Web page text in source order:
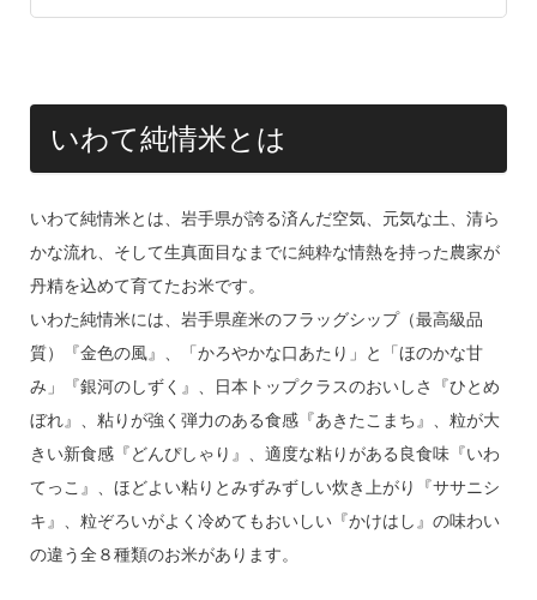
いわて純情米とは
いわて純情米とは、岩手県が誇る済んだ空気、元気な土、清ら
かな流れ、そして生真面目なまでに純粋な情熱を持った農家が
丹精を込めて育てたお米です。
いわた純情米には、岩手県産米のフラッグシップ（最高級品
質）『金色の風』、「かろやかな口あたり」と「ほのかな甘
み」『銀河のしずく』、日本トップクラスのおいしさ『ひとめ
ぼれ』、粘りが強く弾力のある食感『あきたこまち』、粒が大
きい新食感『どんぴしゃり』、適度な粘りがある良食味『いわ
てっこ』、ほどよい粘りとみずみずしい炊き上がり『ササニシ
キ』、粒ぞろいがよく冷めてもおいしい『かけはし』の味わい
の違う全８種類のお米があります。